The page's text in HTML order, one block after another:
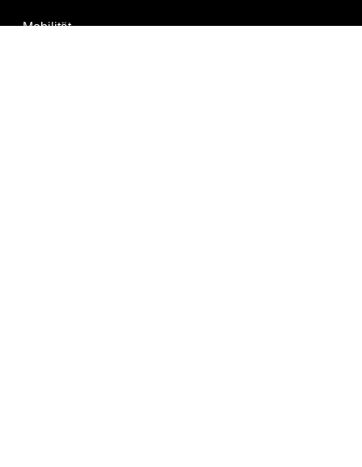
Mobilität